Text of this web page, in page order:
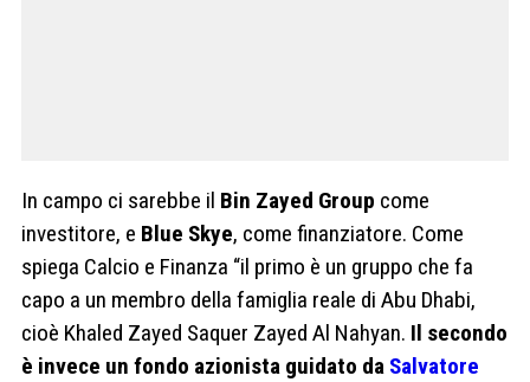
In campo ci sarebbe il Bin Zayed Group come
investitore, e Blue Skye, come finanziatore. Come
spiega Calcio e Finanza “il primo è un gruppo che fa
capo a un membro della famiglia reale di Abu Dhabi,
cioè Khaled Zayed Saquer Zayed Al Nahyan. Il secondo
è invece un fondo azionista guidato da Salvatore